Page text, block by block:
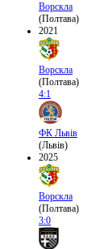
Ворскла
(Полтава)
2021
Ворскла
(Полтава)
4:1
ФК Львів
(Львів)
2025
Ворскла
(Полтава)
3:0